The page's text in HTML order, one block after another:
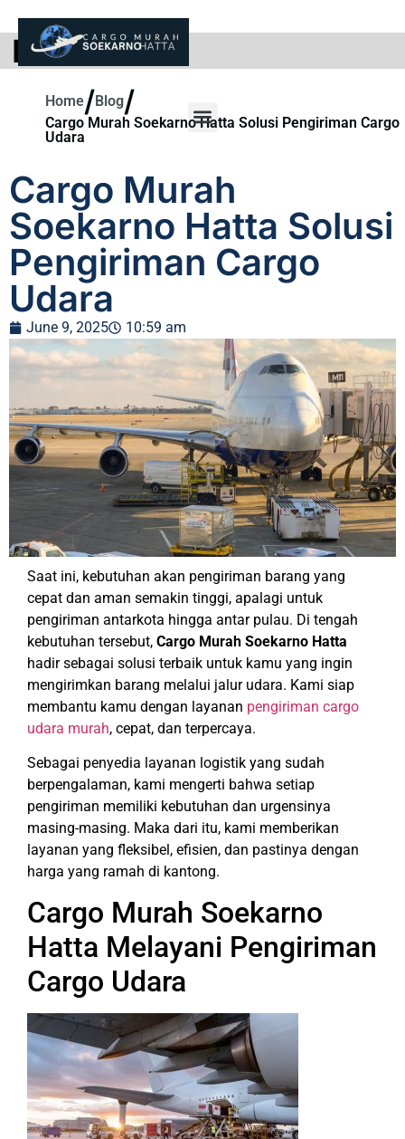
BLOG
Home/Blog/
Cargo Murah Soekarno Hatta Solusi Pengiriman Cargo
Udara
Cargo Murah
Soekarno Hatta Solusi
Pengiriman Cargo
Udara
June 9, 2025 10:59 am
Saat ini, kebutuhan akan pengiriman barang yang
cepat dan aman semakin tinggi, apalagi untuk
pengiriman antarkota hingga antar pulau. Di tengah
kebutuhan tersebut, Cargo Murah Soekarno Hatta
hadir sebagai solusi terbaik untuk kamu yang ingin
mengirimkan barang melalui jalur udara. Kami siap
membantu kamu dengan layanan pengiriman cargo
udara murah, cepat, dan terpercaya.
Sebagai penyedia layanan logistik yang sudah
berpengalaman, kami mengerti bahwa setiap
pengiriman memiliki kebutuhan dan urgensinya
masing-masing. Maka dari itu, kami memberikan
layanan yang fleksibel, efisien, dan pastinya dengan
harga yang ramah di kantong.
Cargo Murah Soekarno
Hatta Melayani Pengiriman
Cargo Udara